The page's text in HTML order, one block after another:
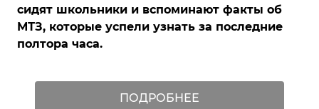
сидят школьники и вспоминают факты об
МТЗ, которые успели узнать за последние
полтора часа.
ПОДРОБНЕЕ